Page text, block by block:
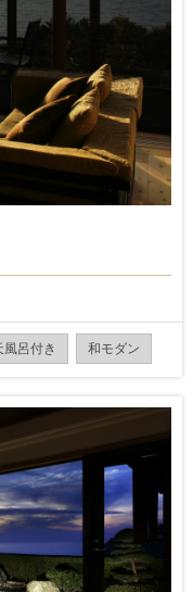
風呂付き 和モダン